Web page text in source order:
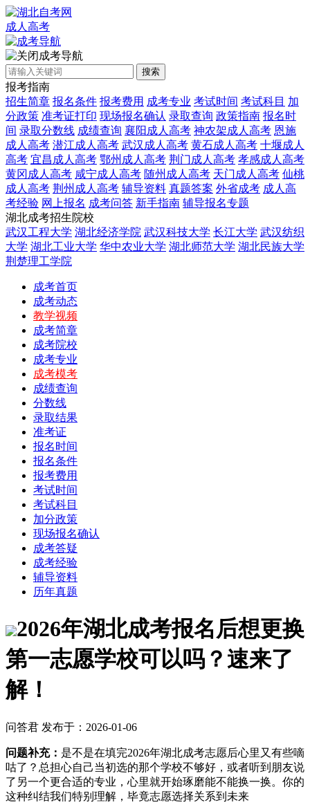
成人高考
成考导航
搜索
报考指南
招生简章 报名条件 报考费用 成考专业 考试时间 考试科目 加
分政策 准考证打印 现场报名确认 录取查询 政策指南 报名时
间 录取分数线 成绩查询 襄阳成人高考 神农架成人高考 恩施
成人高考 潜江成人高考 武汉成人高考 黄石成人高考 十堰成人
高考 宜昌成人高考 鄂州成人高考 荆门成人高考 孝感成人高考
黄冈成人高考 咸宁成人高考 随州成人高考 天门成人高考 仙桃
成人高考 荆州成人高考 辅导资料 真题答案 外省成考 成人高
考经验 网上报名 成考问答 新手指南 辅导报名专题
湖北成考招生院校
武汉工程大学 湖北经济学院 武汉科技大学 长江大学 武汉纺织
大学 湖北工业大学 华中农业大学 湖北师范大学 湖北民族大学
荆楚理工学院
成考首页
成考动态
教学视频
成考简章
成考院校
成考专业
成考模考
成绩查询
分数线
录取结果
准考证
报名时间
报名条件
报考费用
考试时间
考试科目
加分政策
现场报名确认
成考答疑
成考经验
辅导资料
历年真题
2026年湖北成考报名后想更换
第一志愿学校可以吗？速来了
解！
问答君 发布于：2026-01-06
问题补充： 是不是在填完2026年湖北成考志愿后心里又有些嘀
咕了？总担心自己当初选的那个学校不够好，或者听到朋友说
了另一个更合适的专业，心里就开始琢磨能不能换一换。你的
这种纠结我们特别理解，毕竟志愿选择关系到未来